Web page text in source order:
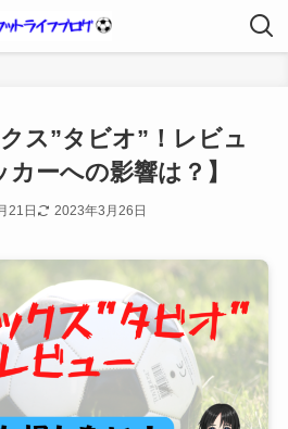
ス”タビオ”！レビュ
カーへの影響は？】
21日 2023年3月26日